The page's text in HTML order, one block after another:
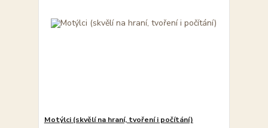
Motýlci (skvělí na hraní, tvoření i počítání)